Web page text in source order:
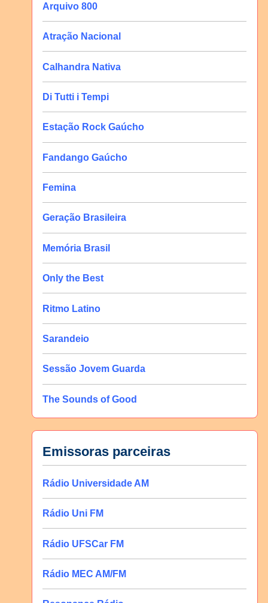
Arquivo 800
Atração Nacional
Calhandra Nativa
Di Tutti i Tempi
Estação Rock Gaúcho
Fandango Gaúcho
Femina
Geração Brasileira
Memória Brasil
Only the Best
Ritmo Latino
Sarandeio
Sessão Jovem Guarda
The Sounds of Good
Emissoras parceiras
Rádio Universidade AM
Rádio Uni FM
Rádio UFSCar FM
Rádio MEC AM/FM